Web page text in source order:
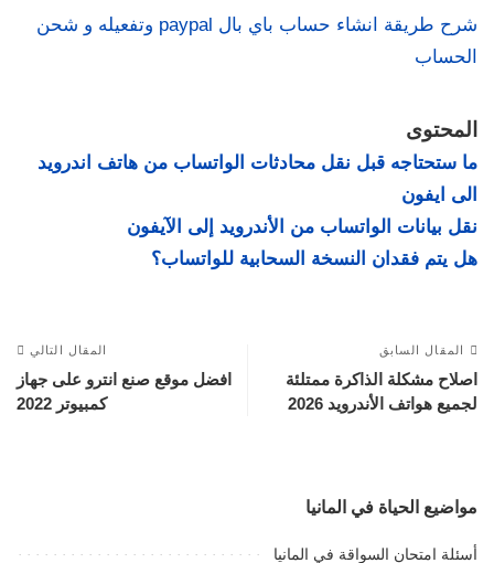
شرح طريقة انشاء حساب باي بال paypal وتفعيله و شحن
الحساب
المحتوى
ما ستحتاجه قبل نقل محادثات الواتساب من هاتف اندرويد
الى ايفون
نقل بيانات الواتساب من الأندرويد إلى الآيفون
هل يتم فقدان النسخة السحابية للواتساب؟
المقال السابق
اصلاح مشكلة الذاكرة ممتلئة
لجميع هواتف الأندرويد 2026
المقال التالي
افضل موقع صنع انترو على جهاز
كمبيوتر 2022
مواضيع الحياة في المانيا
أسئلة امتحان السواقة في المانيا